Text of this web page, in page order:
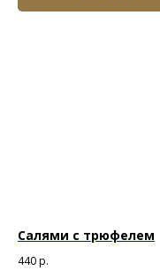
Салями с трюфелем
440р.